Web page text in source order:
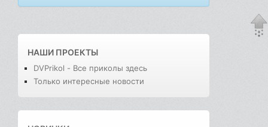
НАШИ ПРОЕКТЫ
DVPrikol - Все приколы здесь
Только интересные новости